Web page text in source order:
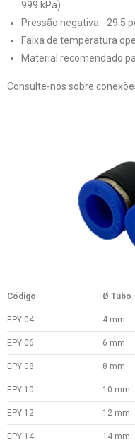
999 kPa).
Pressão negativa: -29.5
Faixa de temperatura
Material recomendado
Consulte-nos sobre
Código Ø Tubo
EPY 04 4 mm
EPY 06 6 mm
EPY 08 8 mm
EPY 10 10 mm
EPY 12 12 mm
EPY 14 14 mm